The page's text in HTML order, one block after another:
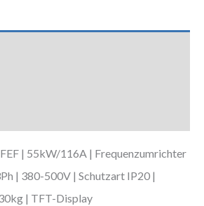
| 55kW/116A | Frequenzumrichter
| 380-500V | Schutzart IP20 |
| TFT-Display